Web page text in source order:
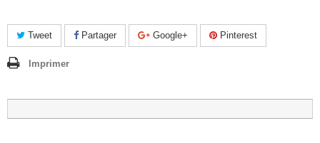
Tweet Partager Google+ Pinterest
Imprimer